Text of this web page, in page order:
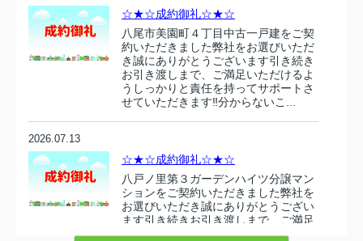
☆★☆成約御礼☆★☆
八尾市美園町４丁目中古一戸建をご契
約いただきました弊社をお選びいただ
き誠にありがとうございます引き続き
お引き渡しまで、ご満足いただけるよ
うしっかりと責任を持ってサポートさ
せていただきます‼分からないこ...
2026.07.13
☆★☆成約御礼☆★☆
八戸ノ里第３ガーデンハイツ分譲マン
ションをご契約いただきました弊社を
お選びいただき誠にありがとうござい
ます引き続きお引き渡しまで、ご満足
いただけるようしっかりと責任を持っ